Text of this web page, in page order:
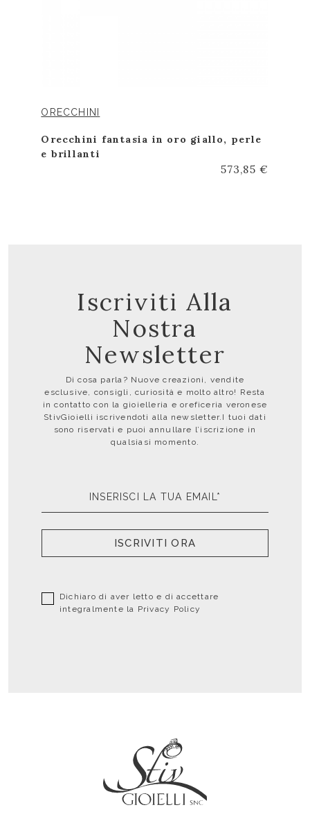
ORECCHINI
Orecchini fantasia in oro giallo, perle
e brillanti
573,85 €
Iscriviti Alla
Nostra
Newsletter
Di cosa parla? Nuove creazioni, vendite
esclusive, consigli, curiosità e molto altro! Resta
in contatto con la gioielleria e oreficeria veronese
StivGioielli iscrivendoti alla newsletter.I tuoi dati
sono riservati e puoi annullare l’iscrizione in
qualsiasi momento.
ISCRIVITI ORA
Dichiaro di aver letto e di accettare
integralmente la Privacy Policy